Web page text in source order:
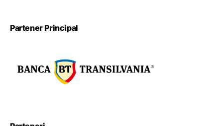
Partener Principal